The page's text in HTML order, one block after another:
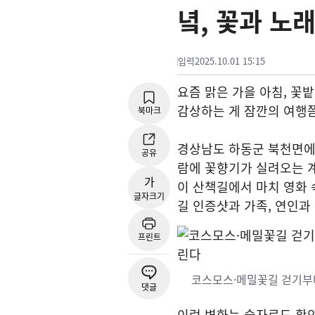
녘, 꽃과 노
입력2025.10.01 15:15
북마크
공유
가
글자크기
프린트
댓글
요즘 맑은 가을 아침, 꽃
감상하는 게 잠깐의 여행
경상남도 하동군 북천면
람에 꽃향기가 실려오는
이 산책길에서 마치 영화
길 인증샷과 가족, 연인
코스모스·메밀꽃길 걷기